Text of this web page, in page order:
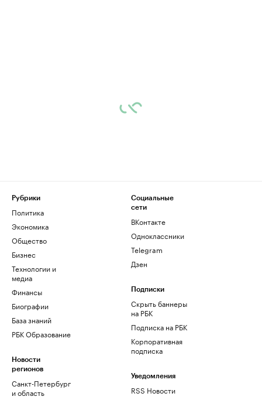
Рубрики
Политика
Экономика
Общество
Бизнес
Технологии и
медиа
Финансы
Биографии
База знаний
РБК Образование
Новости
регионов
Санкт-Петербург
и область
Социальные
сети
ВКонтакте
Одноклассники
Telegram
Дзен
Подписки
Скрыть баннеры
на РБК
Подписка на РБК
Корпоративная
подписка
Уведомления
RSS Новости